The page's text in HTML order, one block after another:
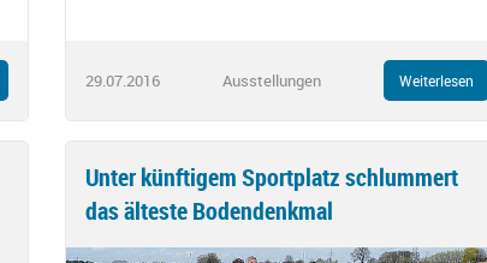
29.07.2016 Ausstellungen Weiterlesen
Unter künftigem Sportplatz schlummert
das älteste Bodendenkmal